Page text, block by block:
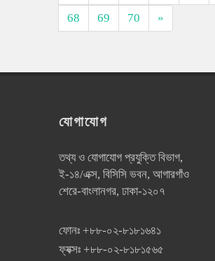
68
69 70 »
যোগাযোগ
তথ্য ও যোগাযোগ প্রযুক্তি বিভাগ,
ই-১৪/এক্স, বিসিসি ভবন, আগারগাঁও
শেরে-বাংলানগর, ঢাকা-১২০৭
ফোনঃ +৮৮-০২-৮১৮১৬৪১
ফ্যক্সঃ +৮৮-০২-৮১৮১৫৬৫